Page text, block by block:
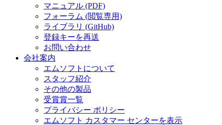
マニュアル (PDF)
フォーラム (閲覧専用)
ライブラリ (GitHub)
登録キーを再送
お問い合わせ
会社案内
エムソフトについて
スタッフ紹介
その他の製品
受賞賞一覧
プライバシー ポリシー
エムソフト カスタマー センターを表示